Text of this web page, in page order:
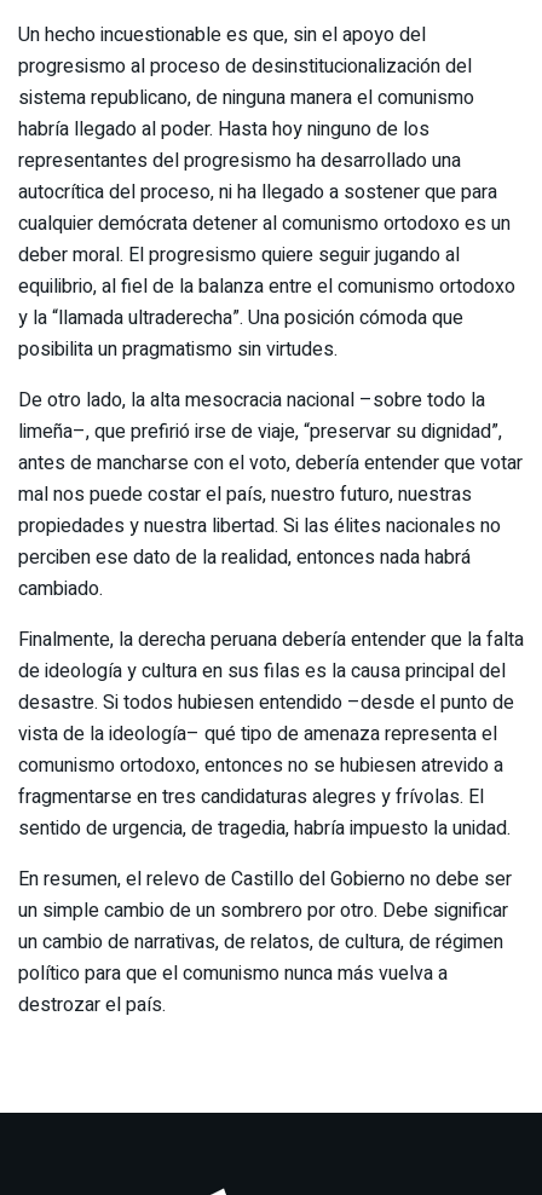
Un hecho incuestionable es que, sin el apoyo del
progresismo al proceso de desinstitucionalización del
sistema republicano, de ninguna manera el comunismo
habría llegado al poder. Hasta hoy ninguno de los
representantes del progresismo ha desarrollado una
autocrítica del proceso, ni ha llegado a sostener que para
cualquier demócrata detener al comunismo ortodoxo es un
deber moral. El progresismo quiere seguir jugando al
equilibrio, al fiel de la balanza entre el comunismo ortodoxo
y la “llamada ultraderecha”. Una posición cómoda que
posibilita un pragmatismo sin virtudes.
De otro lado, la alta mesocracia nacional –sobre todo la
limeña–, que prefirió irse de viaje, “preservar su dignidad”,
antes de mancharse con el voto, debería entender que votar
mal nos puede costar el país, nuestro futuro, nuestras
propiedades y nuestra libertad. Si las élites nacionales no
perciben ese dato de la realidad, entonces nada habrá
cambiado.
Finalmente, la derecha peruana debería entender que la falta
de ideología y cultura en sus filas es la causa principal del
desastre. Si todos hubiesen entendido –desde el punto de
vista de la ideología– qué tipo de amenaza representa el
comunismo ortodoxo, entonces no se hubiesen atrevido a
fragmentarse en tres candidaturas alegres y frívolas. El
sentido de urgencia, de tragedia, habría impuesto la unidad.
En resumen, el relevo de Castillo del Gobierno no debe ser
un simple cambio de un sombrero por otro. Debe significar
un cambio de narrativas, de relatos, de cultura, de régimen
político para que el comunismo nunca más vuelva a
destrozar el país.